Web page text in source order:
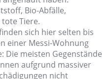
Bio-Abfälle,
Tiere.
sich hier selten bis
einer Messi-Wohnung
Die meisten Gegenstände
aufgrund massiver
nicht